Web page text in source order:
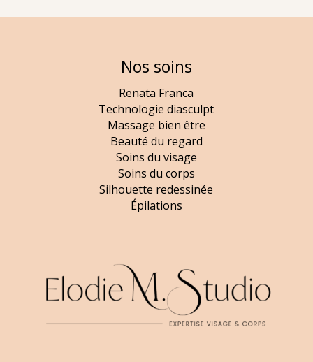
Nos soins
Renata Franca
Technologie diasculpt
Massage bien être
Beauté du regard
Soins du visage
Soins du corps
Silhouette redessinée
Épilations